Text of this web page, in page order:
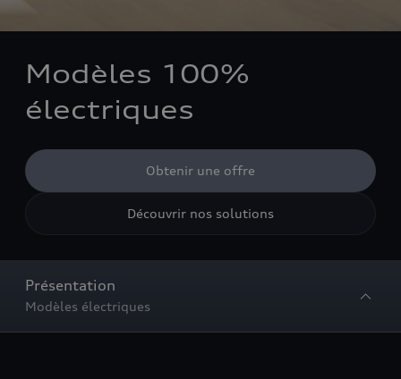
Modèles 100%
électriques
Obtenir une offre
Découvrir nos solutions
Présentation
Modèles électriques